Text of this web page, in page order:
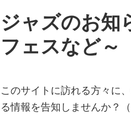
ジャズのお知
フェスなど～
このサイトに訪れる方々に
る情報を告知しませんか？（